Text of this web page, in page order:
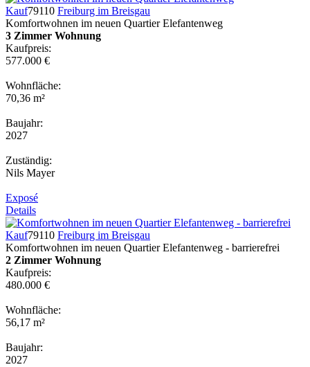
Kauf79110 Freiburg im Breisgau
Komfortwohnen im neuen Quartier Elefantenweg
3 Zimmer Wohnung
Kaufpreis:
577.000 €
Wohnfläche:
70,36 m²
Baujahr:
2027
Zuständig:
Nils Mayer
Exposé
Details
Kauf79110 Freiburg im Breisgau
Komfortwohnen im neuen Quartier Elefantenweg - barrierefrei
2 Zimmer Wohnung
Kaufpreis:
480.000 €
Wohnfläche:
56,17 m²
Baujahr:
2027